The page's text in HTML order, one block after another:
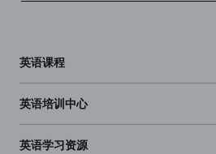
英语课程
英语培训中心
英语学习资源